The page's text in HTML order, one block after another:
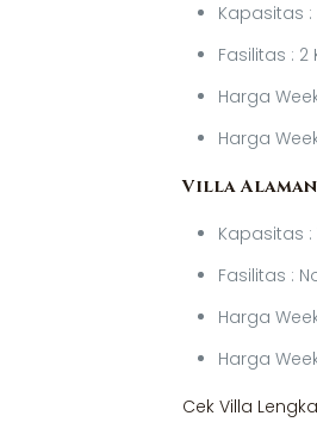
Kapasitas :
Fasilitas :
Harga
Harga
Villa
Kapasitas :
Fasilitas :
Harga
Harga
Cek Villa